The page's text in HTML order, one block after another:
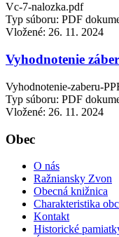
Vc-7-nalozka.pdf
Typ súboru: PDF
Vložené: 26. 11. 2024
Vyhodnotenie
Vyhodnotenie-zaberu-
Typ súboru: PDF
Vložené: 26. 11. 2024
Obec
O nás
Ražniansky Zvon
Obecná knižnica
Charakteristika
Kontakt
Historické